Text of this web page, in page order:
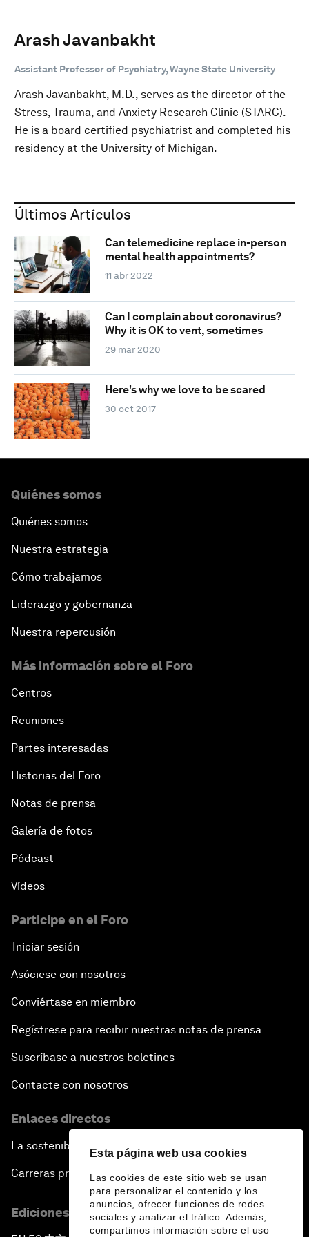
Esta página web usa cookies
Las cookies de este sitio web se usan
para personalizar el contenido y los
anuncios, ofrecer funciones de redes
sociales y analizar el tráfico. Además,
compartimos información sobre el uso
Arash Javanbakht
Assistant Professor of Psychiatry, Wayne State University
Arash Javanbakht, M.D., serves as the director of the
Stress, Trauma, and Anxiety Research Clinic (STARC).
He is a board certified psychiatrist and completed his
residency at the University of Michigan.
Últimos Artículos
Can telemedicine replace in-person
mental health appointments?
11 abr 2022
Can I complain about coronavirus?
Why it is OK to vent, sometimes
29 mar 2020
Here's why we love to be scared
30 oct 2017
Quiénes somos
Quiénes somos
Nuestra estrategia
Cómo trabajamos
Liderazgo y gobernanza
Nuestra repercusión
Más información sobre el Foro
Centros
Reuniones
Partes interesadas
Historias del Foro
Notas de prensa
Galería de fotos
Pódcast
Vídeos
Participe en el Foro
Iniciar sesión
Asóciese con nosotros
Conviértase en miembro
Regístrese para recibir nuestras notas de prensa
Suscríbase a nuestros boletines
Contacte con nosotros
Enlaces directos
La sostenibilidad en el Foro
Carreras profesionales
Ediciones en otros idiomas